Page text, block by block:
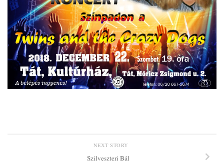
NEXT STORY
Szilveszteri Bál